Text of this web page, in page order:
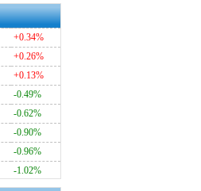
+0.34%
+0.26%
+0.13%
-0.49%
-0.62%
-0.90%
-0.96%
-1.02%